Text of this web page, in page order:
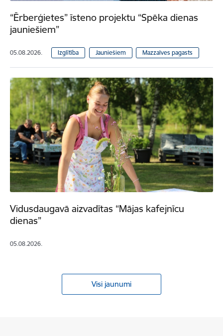
“Ērberģietes” īsteno projektu “Spēka dienas
jauniešiem”
05.08.2026. Izglītība Jauniešiem Mazzalves pagasts
Vidusdaugavā aizvadītas “Mājas kafejnīcu
dienas”
05.08.2026.
Visi jaunumi